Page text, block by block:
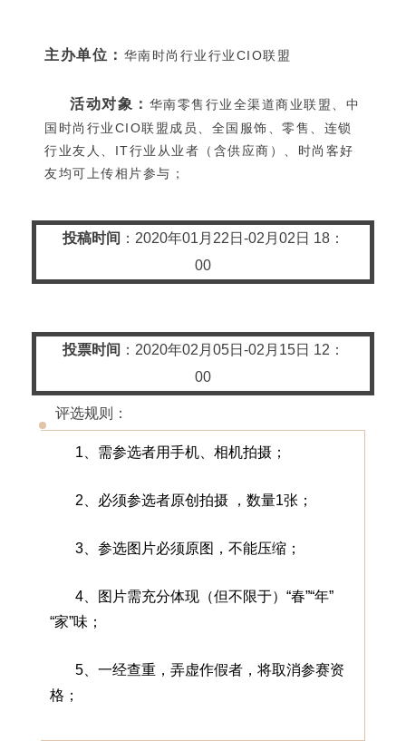
主办单位： 华南时尚行业行业CIO联盟
活动对象： 华南零售行业全渠道商业联盟、中
国时尚行业CIO联盟成员、全国服饰、零售、连锁
行业友人、IT行业从业者（含供应商）、时尚客好
友均可上传相片参与；
投稿时间 ：2020年01月22日-02月02日 18：
00
投票时间 ：2020年02月05日-02月15日 12：
00
评选规则 ：
1、需参选者用手机、相机拍摄；
2、必须参选者原创拍摄 ，数量1张；
3、参选图片必须原图，不能压缩；
4、图片需充分体现（但不限于）“春”“年”
“家”味；
5、一经查重，弄虚作假者，将取消参赛资
格；